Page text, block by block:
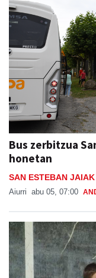
Bus zerbitzua
honetan
SAN ESTEBAN
Aiurri abu 05, 07:00